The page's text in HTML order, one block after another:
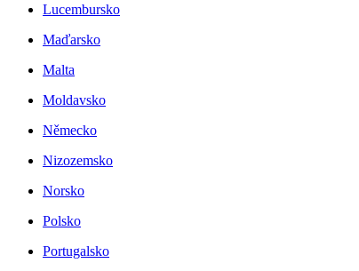
Lucembursko
Maďarsko
Malta
Moldavsko
Německo
Nizozemsko
Norsko
Polsko
Portugalsko